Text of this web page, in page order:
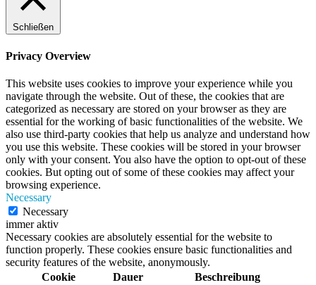
Schließen
Privacy Overview
This website uses cookies to improve your experience while you
navigate through the website. Out of these, the cookies that are
categorized as necessary are stored on your browser as they are
essential for the working of basic functionalities of the website. We
also use third-party cookies that help us analyze and understand how
you use this website. These cookies will be stored in your browser
only with your consent. You also have the option to opt-out of these
cookies. But opting out of some of these cookies may affect your
browsing experience.
Necessary
Necessary
immer aktiv
Necessary cookies are absolutely essential for the website to
function properly. These cookies ensure basic functionalities and
security features of the website, anonymously.
Cookie
Dauer Beschreibung